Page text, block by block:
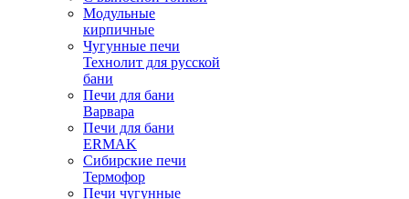
Модульные
кирпичные
Чугунные печи
Технолит для русской
бани
Печи для бани
Варвара
Печи для бани
ERMAK
Сибирские печи
Термофор
Печи чугунные